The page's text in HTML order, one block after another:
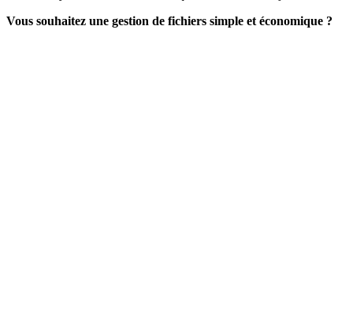
Vous souhaitez une gestion de fichiers simple et économique ?